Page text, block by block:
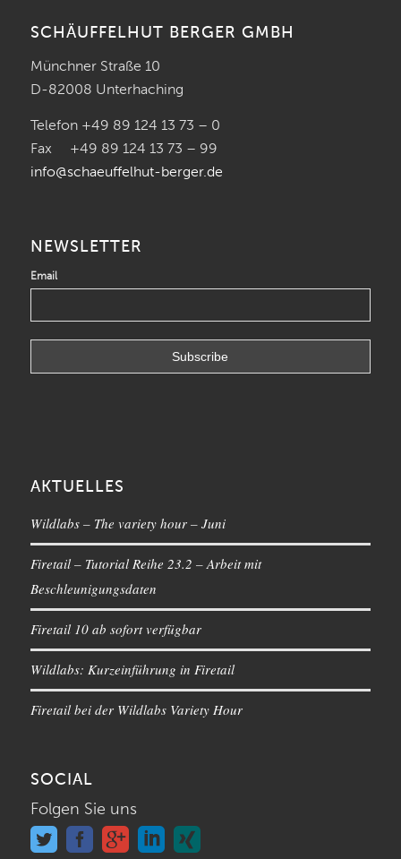
SCHÄUFFELHUT BERGER GMBH
Münchner Straße 10
D-82008 Unterhaching
Telefon +49 89 124 13 73 – 0
Fax +49 89 124 13 73 – 99
info@schaeuffelhut-berger.de
NEWSLETTER
Email
AKTUELLES
Wildlabs – The variety hour – Juni
Firetail – Tutorial Reihe 23.2 – Arbeit mit
Beschleunigungsdaten
Firetail 10 ab sofort verfügbar
Wildlabs: Kurzeinführung in Firetail
Firetail bei der Wildlabs Variety Hour
SOCIAL
Folgen Sie uns